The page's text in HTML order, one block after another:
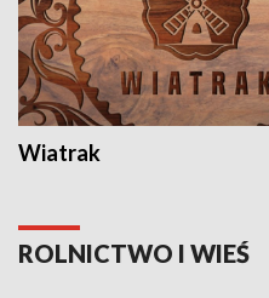
Wiatrak
ROLNICTWO I WIEŚ